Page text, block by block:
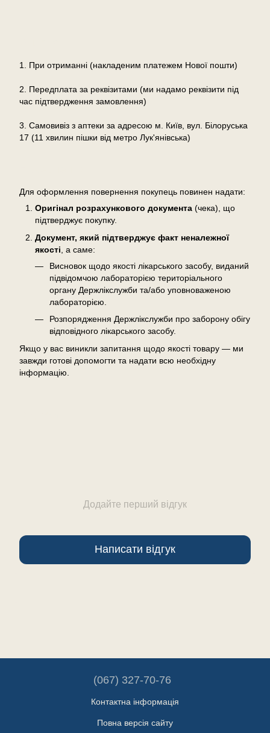
1. При отриманні (накладеним платежем Нової пошти)
2. Передплата за реквізитами (ми надамо реквізити під
час підтвердження замовлення)
3. Самовивіз з аптеки за адресою м. Київ, вул. Білоруська
17 (11 хвилин пішки від метро Лук'янівська)
Для оформлення повернення покупець повинен надати:
Оригінал розрахункового документа (чека), що
підтверджує покупку.
Документ, який підтверджує факт неналежної
якості , а саме:
Висновок щодо якості лікарського засобу, виданий
підвідомчою лабораторією територіального
органу Держлікслужби та/або уповноваженою
лабораторією.
Розпорядження Держлікслужби про заборону обігу
відповідного лікарського засобу.
Якщо у вас виникли запитання щодо якості товару — ми
завжди готові допомогти та надати всю необхідну
інформацію.
Додайте перший відгук
Написати відгук
(067) 327-70-76
Контактна інформація
Повна версія сайту